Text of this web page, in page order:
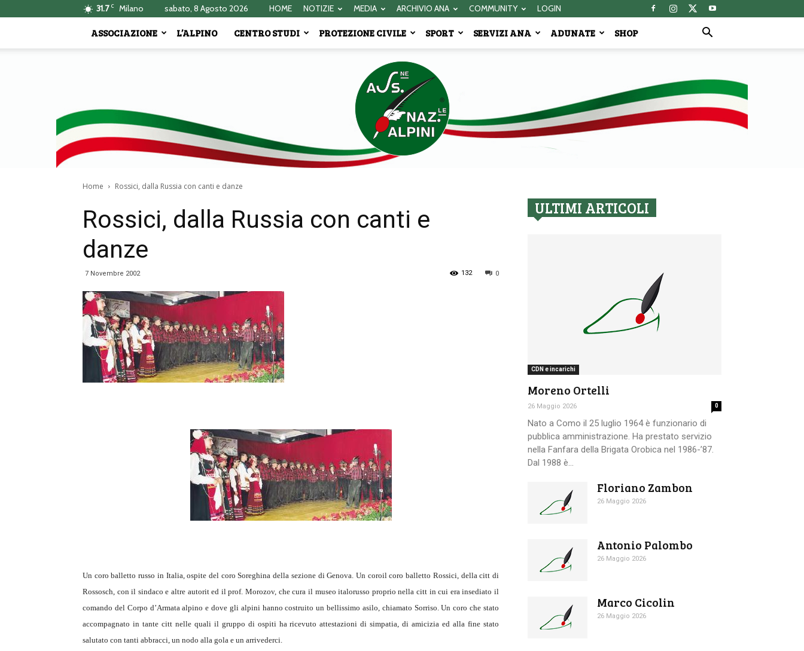
31.7 C Milano sabato, 8 Agosto 2026 HOME NOTIZIE MEDIA ARCHIVIO ANA COMMUNITY LOGIN
ASSOCIAZIONE L’ALPINO CENTRO STUDI PROTEZIONE CIVILE SPORT SERVIZI ANA ADUNATE SHOP
Associazione
Home Rossici, dalla Russia con canti e danze
Rossici, dalla Russia con canti e
danze
7 Novembre 2002 0
132
Un coro balletto russo in Italia, ospite del coro Soreghina della sezione di Genova. Un coroil coro balletto Rossici, della citt di
Rossosch, con il sindaco e altre autorit ed il prof. Morozov, che cura il museo italorusso proprio nella citt in cui era insediato il
comando del Corpo d’Armata alpino e dove gli alpini hanno costruito un bellissimo asilo, chiamato Sorriso. Un coro che stato
accompagnato in tante citt nelle quali il gruppo di ospiti ha ricevuto attestazioni di simpatia, di amicizia ed alla fine stato
salutato con tanti abbracci, un nodo alla gola e un arrivederci.
ULTIMI ARTICOLI
CDN e incarichi
Moreno Ortelli
26 Maggio 2026 0
Nato a Como il 25 luglio 1964 è funzionario di
pubblica amministrazione. Ha prestato servizio
nella Fanfara della Brigata Orobica nel 1986-’87.
Dal 1988 è...
Floriano Zambon
26 Maggio 2026
Antonio Palombo
26 Maggio 2026
Marco Cicolin
26 Maggio 2026